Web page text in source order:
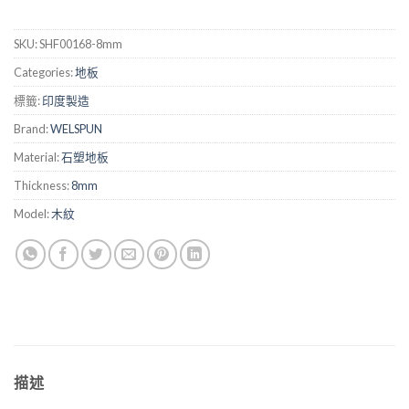
SKU:SHF00168-8mm
Categories:地板
標籤:印度製造
Brand:WELSPUN
Material:石塑地板
Thickness:8mm
Model:木紋
描述